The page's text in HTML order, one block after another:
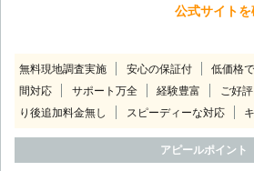
公式サイト
無料現地調査実施 安心の保証付 低価格
間対応
サポート万全 経験豊富 ご好
り後追加料金無し
スピーディーな対応
アピールポイント